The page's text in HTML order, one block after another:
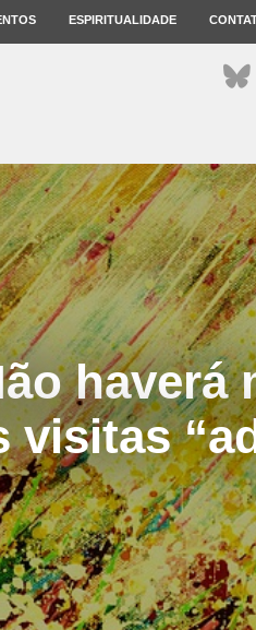
ESPIRITUALIDADE
haverá
visitas